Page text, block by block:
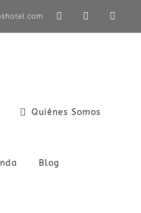
LinkedIn
X
Quiénes Somos
Blog